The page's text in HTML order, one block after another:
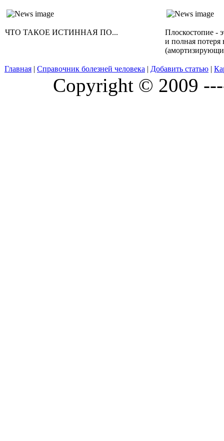
ЧТО ТАКОЕ ИСТИННАЯ ПО...
Плоскостопие -
и полная потеря
Главная | Справочник болезней человека | Добавить статью |
Copyright © 2009